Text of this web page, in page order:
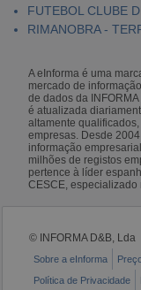
FUTEBOL CLUBE
RIMANOBRA -
A eInforma é uma
mercado de
de dados da
é atualizada
altamente
empresas. Desde
informação
milhões de registos
pertence à líder
CESCE,
© INFORMA D&B, Lda
Sobre a eInforma
Política de Privacidade